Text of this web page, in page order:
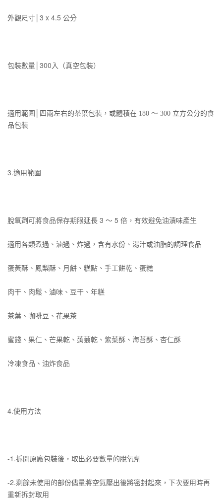
外觀尺寸│3 x 4.5 公分
包裝數量│300入（真空包裝）
適用範圍│
四兩左右的茶葉包裝，或體積在 180 ～ 300 立方公分的食
品包裝
3.適用範圍
脫氧劑可將食品保存期限延長 3 ～ 5 倍，有效避免油漬味產生
適用各類煮過、滷過、炸過，含有水份、湯汁或油脂的調理食品
蛋黃酥、鳳梨酥、月餅、糕點、手工餅乾、蛋糕
肉干、肉鬆、滷味、豆干、年糕
茶葉、咖啡豆、花果茶
蜜餞、果仁、芒果乾、蒟蒻乾、紫菜酥、海苔酥、杏仁酥
冷凍食品、油炸食品
4.使用方法
-1.拆開原廠包裝後，取出必要數量的脫氧劑
-2.剩餘未使用的部份儘量將空氣壓出後將密封起來，下次要用時再
重新拆封取用